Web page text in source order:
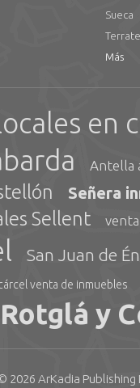
Sueca
Más
en
Antella
Señera
Sellent
San Juan de
venta de inmuebles
y
2026 ArKadia Publishing